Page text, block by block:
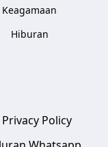
Keagamaan
Hiburan
Privacy Policy